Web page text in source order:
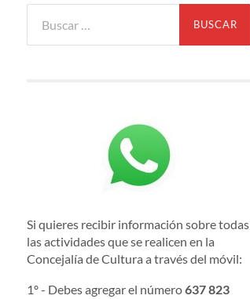
Si quieres recibir información sobre todas
las actividades que se realicen en la
Concejalía de Cultura a través del móvil:
1º - Debes agregar el número637 823